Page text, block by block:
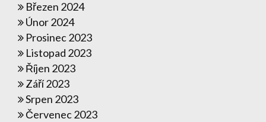
Březen 2024
Únor 2024
Prosinec 2023
Listopad 2023
Říjen 2023
Září 2023
Srpen 2023
Červenec 2023